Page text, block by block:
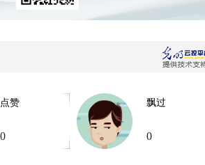
点赞
0
飘过
0